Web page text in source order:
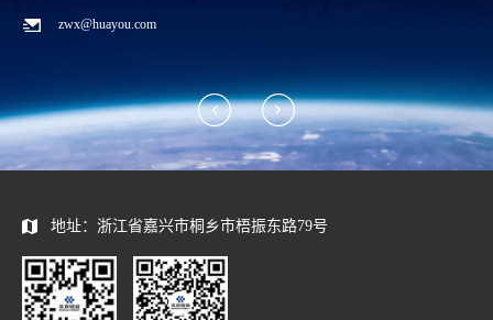
zwx@huayou.com
地址：浙江省嘉兴市桐乡市梧振东路79号